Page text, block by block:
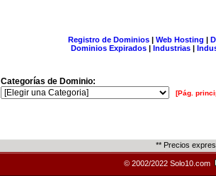
Registro de Dominios| Web Hosting |
Dominios Expirados | Industrias |
Categorías de Dominio:
[Pág.
** Precios
© 2002/2022 Solo10.com